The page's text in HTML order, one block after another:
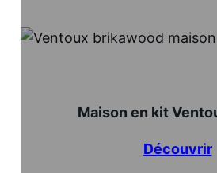
Maison en kit
Découvrir